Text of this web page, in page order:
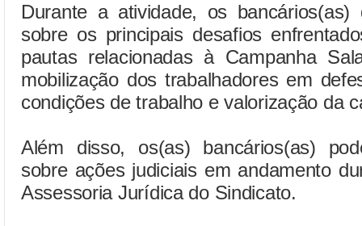
Durante a atividade, os
sobre os principais desafios
pautas relacionadas à Campanha
mobilização dos trabalhadores em
condições de trabalho e valorização da
Além disso, os(as) bancários(as)
sobre ações judiciais em andamento
Assessoria Jurídica do Sindicato.